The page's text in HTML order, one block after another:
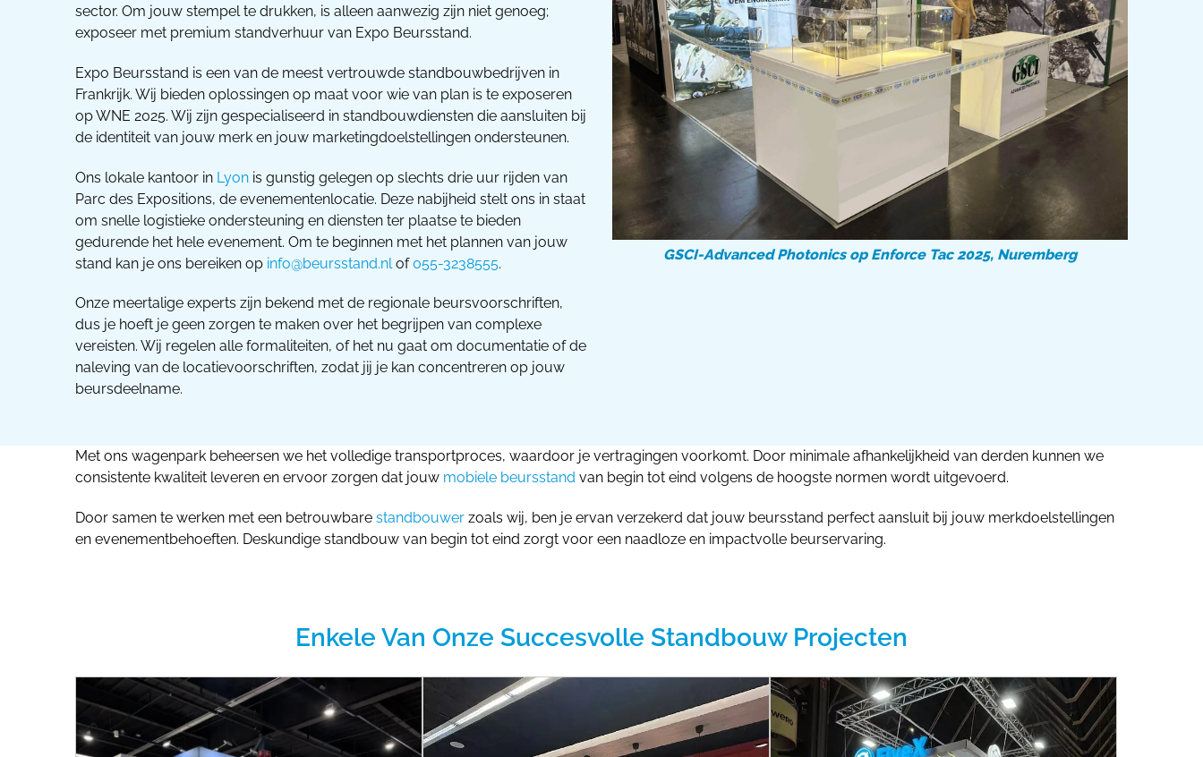
sector. Om jouw stempel te drukken, is alleen aanwezig zijn niet genoeg;
exposeer met premium standverhuur van Expo Beursstand.
Expo Beursstand is een van de meest vertrouwde standbouwbedrijven in
Frankrijk. Wij bieden oplossingen op maat voor wie van plan is te exposeren
op WNE 2025. Wij zijn gespecialiseerd in standbouwdiensten die aansluiten bij
de identiteit van jouw merk en jouw marketingdoelstellingen ondersteunen.
Ons lokale kantoor in Lyon is gunstig gelegen op slechts drie uur rijden van
Parc des Expositions, de evenementenlocatie. Deze nabijheid stelt ons in staat
om snelle logistieke ondersteuning en diensten ter plaatse te bieden
gedurende het hele evenement. Om te beginnen met het plannen van jouw
stand kan je ons bereiken op info@beursstand.nl of 055-3238555.
Onze meertalige experts zijn bekend met de regionale beursvoorschriften,
dus je hoeft je geen zorgen te maken over het begrijpen van complexe
vereisten. Wij regelen alle formaliteiten, of het nu gaat om documentatie of de
naleving van de locatievoorschriften, zodat jij je kan concentreren op jouw
beursdeelname.
GSCI-Advanced Photonics op Enforce Tac 2025, Nuremberg
Met ons wagenpark beheersen we het volledige transportproces, waardoor je vertragingen voorkomt. Door minimale afhankelijkheid van derden kunnen we
consistente kwaliteit leveren en ervoor zorgen dat jouw mobiele beursstand van begin tot eind volgens de hoogste normen wordt uitgevoerd.
Door samen te werken met een betrouwbare standbouwer zoals wij, ben je ervan verzekerd dat jouw beursstand perfect aansluit bij jouw merkdoelstellingen
en evenementbehoeften. Deskundige standbouw van begin tot eind zorgt voor een naadloze en impactvolle beurservaring.
Enkele Van Onze Succesvolle Standbouw Projecten